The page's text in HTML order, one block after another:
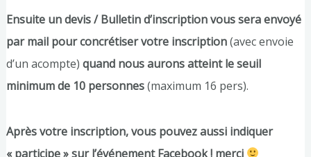
Ensuite un devis / Bulletin d’inscription vous sera envoyé
par mail pour concrétiser votre inscription(avec envoie
d’un acompte) quand nous aurons atteint le seuil
minimum de 10 personnes(maximum 16 pers).
Après votre inscription, vous pouvez aussi indiquer
« participe » sur l’événement Facebook ! merci